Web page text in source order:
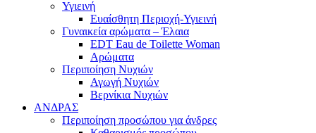
Υγιεινή
Ευαίσθητη Περιοχή-Υγιεινή
Γυναικεία αρώματα – Έλαια
EDT Eau de Toilette Woman
Αρώματα
Περιποίηση Νυχιών
Αγωγή Νυχιών
Βερνίκια Νυχιών
ΑΝΔΡΑΣ
Περιποίηση προσώπου για άνδρες